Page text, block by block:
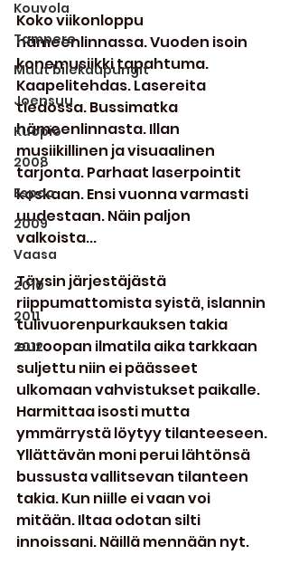
Kouvola
Tampere
Muut bilekaupungit
Joensuu
Kuopio
2008
Espoo
2009
Vaasa
2010
2011
2012
Koko viikonloppu
hämeenlinnassa. Vuoden isoin
konemusiikki tapahtuma.
Kaapelitehdas. Lasereita
tiedossa. Bussimatka
hämeenlinnasta. Illan
musiikillinen ja visuaalinen
tarjonta. Parhaat laserpointit
koskaan. Ensi vuonna varmasti
uudestaan. Näin paljon
valkoista...
Täysin järjestäjästä
riippumattomista syistä, islannin
tulivuorenpurkauksen takia
euroopan ilmatila aika tarkkaan
suljettu niin ei päässeet
ulkomaan vahvistukset paikalle.
Harmittaa isosti mutta
ymmärrystä löytyy tilanteeseen.
Yllättävän moni perui lähtönsä
bussusta vallitsevan tilanteen
takia. Kun niille ei vaan voi
mitään. Iltaa odotan silti
innoissani. Näillä mennään nyt.